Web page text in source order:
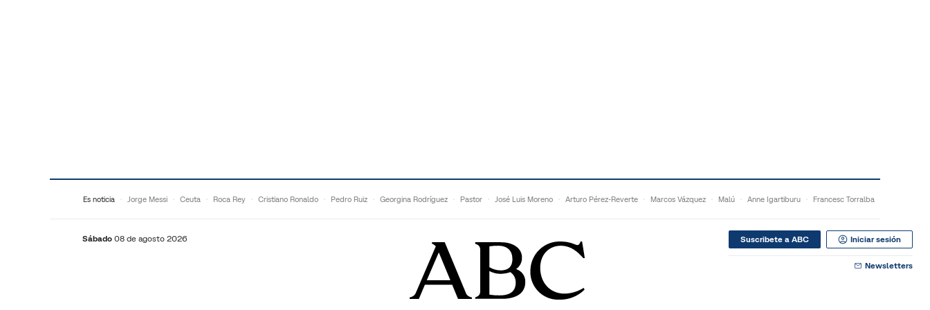
Es noticia Jorge Messi Ceuta Roca Rey Cristiano Ronaldo Pedro Ruiz Georgina Rodríguez Pastor José Luis Moreno Arturo Pérez-Reverte Marcos Vázquez Malú Anne Igartiburu Francesc Torralba
Sábado 08 de agosto 2026 Suscribete a ABC Iniciar sesión
Newsletters